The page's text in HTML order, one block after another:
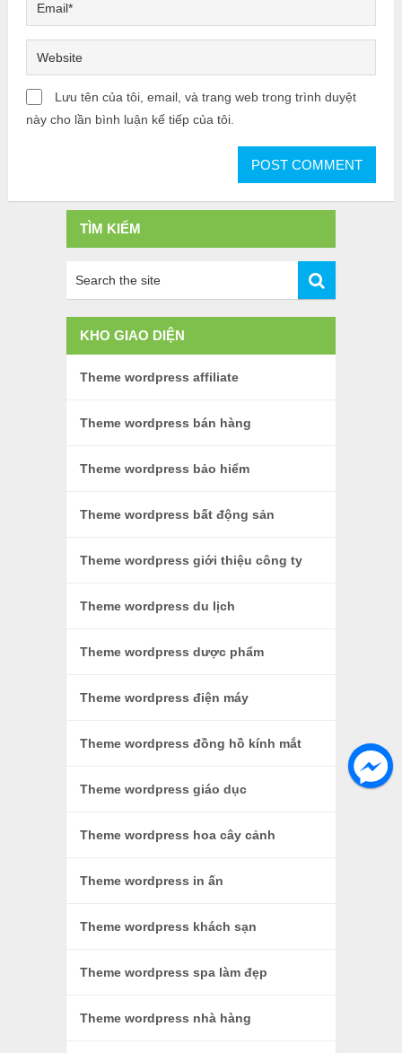
Lưu tên của tôi, email, và trang web trong trình duyệt
này cho lần bình luận kế tiếp của tôi.
TÌM KIẾM
KHO GIAO DIỆN
Theme wordpress affiliate
Theme wordpress bán hàng
Theme wordpress bảo hiểm
Theme wordpress bất động sản
Theme wordpress giới thiệu công ty
Theme wordpress du lịch
Theme wordpress dược phẩm
Theme wordpress điện máy
Theme wordpress đồng hồ kính mắt
Theme wordpress giáo dục
Theme wordpress hoa cây cảnh
Theme wordpress in ấn
Theme wordpress khách sạn
Theme wordpress spa làm đẹp
Theme wordpress nhà hàng